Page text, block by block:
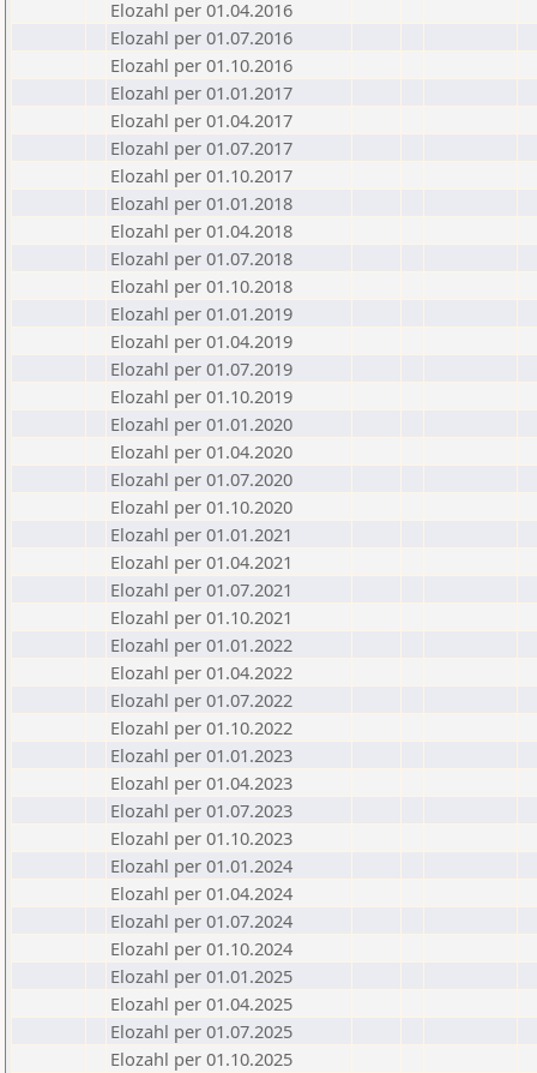
Elozahl per 01.04.2016
Elozahl per 01.07.2016
Elozahl per 01.10.2016
Elozahl per 01.01.2017
Elozahl per 01.04.2017
Elozahl per 01.07.2017
Elozahl per 01.10.2017
Elozahl per 01.01.2018
Elozahl per 01.04.2018
Elozahl per 01.07.2018
Elozahl per 01.10.2018
Elozahl per 01.01.2019
Elozahl per 01.04.2019
Elozahl per 01.07.2019
Elozahl per 01.10.2019
Elozahl per 01.01.2020
Elozahl per 01.04.2020
Elozahl per 01.07.2020
Elozahl per 01.10.2020
Elozahl per 01.01.2021
Elozahl per 01.04.2021
Elozahl per 01.07.2021
Elozahl per 01.10.2021
Elozahl per 01.01.2022
Elozahl per 01.04.2022
Elozahl per 01.07.2022
Elozahl per 01.10.2022
Elozahl per 01.01.2023
Elozahl per 01.04.2023
Elozahl per 01.07.2023
Elozahl per 01.10.2023
Elozahl per 01.01.2024
Elozahl per 01.04.2024
Elozahl per 01.07.2024
Elozahl per 01.10.2024
Elozahl per 01.01.2025
Elozahl per 01.04.2025
Elozahl per 01.07.2025
Elozahl per 01.10.2025